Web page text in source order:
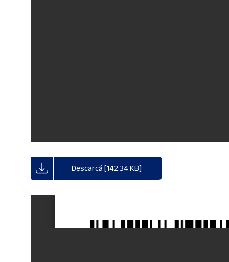
Descarcă [142.34 KB]